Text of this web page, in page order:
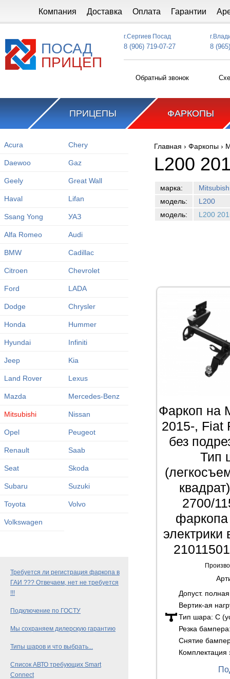
Компания Доставка Оплата Гарантии
ПОСАД
ПРИЦЕП
г.Сергиев Посад
8 (906) 719-07-27 8
Обратный звонок
ПРИЦЕПЫ ФАРКОПЫ
Acura Chery
Daewoo Gaz
Geely Great Wall
Haval Lifan
Ssang Yong УАЗ
Alfa Romeo Audi
BMW Cadillac
Citroen Chevrolet
Ford LADA
Dodge Chrysler
Honda Hummer
Hyundai Infiniti
Jeep Kia
Land Rover Lexus
Mazda Mercedes-Benz
Mitsubishi Nissan
Opel Peugeot
Renault Saab
Seat Skoda
Subaru Suzuki
Toyota Volvo
Volkswagen
Требуется ли регистрация фаркопа в
ГАИ ??? Отвечаем, нет не требуется
!!!
Подключение по ГОСТУ
Мы сохраняем дилерскую гарантию
Типы шаров и что выбрать...
Список АВТО требующих Smart
Connect
Вы здесь
Главная › Фаркопы ›
L200
марка:
модель:
L200
модель:
L200
Фаркоп на
2015-, Fiat
без
Тип
2700/
фаркопа
электрики
Допуст.
Вертик-ая
Тип шара: C
Резка
Снятие
Комплектация